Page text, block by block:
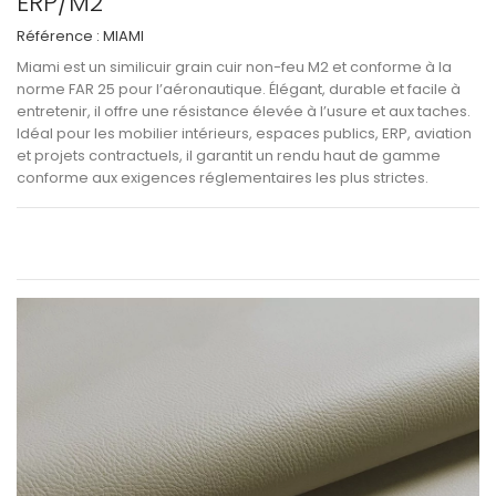
Référence : MIAMI
Miami est un similicuir grain cuir non-feu M2 et conforme à la
norme FAR 25 pour l’aéronautique. Élégant, durable et facile à
entretenir, il offre une résistance élevée à l’usure et aux taches.
Idéal pour les mobilier intérieurs, espaces publics, ERP, aviation
et projets contractuels, il garantit un rendu haut de gamme
conforme aux exigences réglementaires les plus strictes.